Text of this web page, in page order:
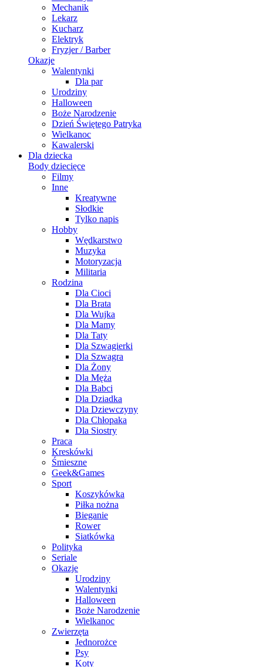
Mechanik
Lekarz
Kucharz
Elektryk
Fryzjer / Barber
Okazje
Walentynki
Dla par
Urodziny
Halloween
Boże Narodzenie
Dzień Świętego Patryka
Wielkanoc
Kawalerski
Dla dziecka
Body dziecięce
Filmy
Inne
Kreatywne
Słodkie
Tylko napis
Hobby
Wędkarstwo
Muzyka
Motoryzacja
Militaria
Rodzina
Dla Cioci
Dla Brata
Dla Wujka
Dla Mamy
Dla Taty
Dla Szwagierki
Dla Szwagra
Dla Żony
Dla Męża
Dla Babci
Dla Dziadka
Dla Dziewczyny
Dla Chłopaka
Dla Siostry
Praca
Kreskówki
Śmieszne
Geek&Games
Sport
Koszykówka
Piłka nożna
Bieganie
Rower
Siatkówka
Polityka
Seriale
Okazje
Urodziny
Walentynki
Halloween
Boże Narodzenie
Wielkanoc
Zwierzęta
Jednorożce
Psy
Koty